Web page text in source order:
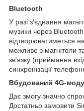
Bluetooth
У разі з'єднання
музики через
відтворюватиметься
можливе з магнітоли
зв'язку (приймання
синхронізації
Вбудований 4G-
Дає змогу значно
Достатньо замовити